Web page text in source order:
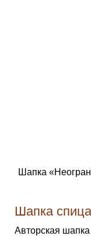
Шапка
Шапка
Авторская